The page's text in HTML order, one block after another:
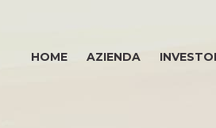
HOME AZIENDA